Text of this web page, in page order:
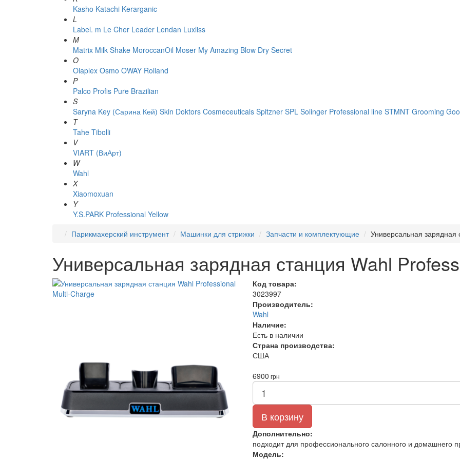
Kasho Katachi Kerarganic
L
Label. m Le Cher Leader Lendan Luxliss
M
Matrix Milk Shake MoroccanOil Moser My Amazing Blow Dry Secret
O
Olaplex Osmo OWAY Rolland
P
Palco Profis Pure Brazilian
S
Saryna Key (Сарина Кей) Skin Doktors Cosmeceuticals Spitzner SPL Solinger Professional line STMNT Grooming
T
Tahe Tibolli
V
VIART (ВиАрт)
W
Wahl
X
Xiaomoxuan
Y
Y.S.PARK Professional Yellow
Парикмахерский инструмент
Машинки для стрижки Запчасти и комплектующие Универсальная
Универсальная зарядная станция Wahl
Код товара:
3023997
Производитель:
Wahl
Наличие:
Есть в наличии
Страна производства:
США
6900 грн
В корзину
Дополнительно:
подходит для профессионального салонного и домашнего
Модель: